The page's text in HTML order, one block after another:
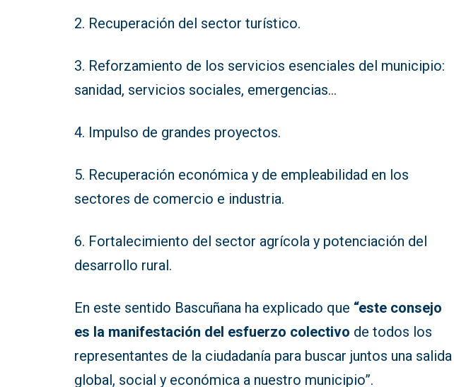
2. Recuperación del sector turístico.
3. Reforzamiento de los servicios esenciales del municipio:
sanidad, servicios sociales, emergencias…
4. Impulso de grandes proyectos.
5. Recuperación económica y de empleabilidad en los
sectores de comercio e industria.
6. Fortalecimiento del sector agrícola y potenciación del
desarrollo rural.
En este sentido Bascuñana ha explicado que “este consejo
es la manifestación del esfuerzo colectivo de todos los
representantes de la ciudadanía para buscar juntos una salida
global, social y económica a nuestro municipio”.